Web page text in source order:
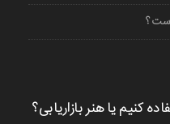
کنیم یا هنر بازاریابی؟